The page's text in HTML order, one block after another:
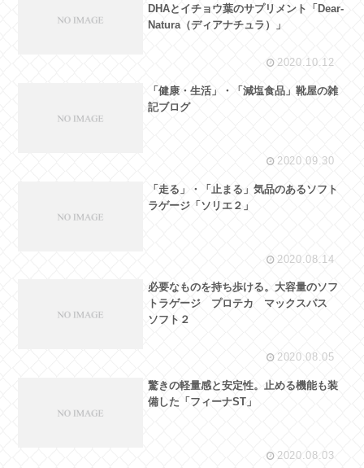
DHAとイチョウ葉のサプリメント「Dear-
Natura（ディアナチュラ）」
2020.10.12
「健康・生活」・「減塩食品」靴屋の雑
記ブログ
2020.09.30
「走る」・「止まる」気品のあるソフト
ラゲージ「ソリエ２」
2020.08.14
必要なものを持ち歩ける。大容量のソフ
トラゲージ プロテカ マックスパス
ソフト２
2020.08.05
驚きの軽量感と安定性。止める機能も装
備した「フィーナST」
2020.08.03